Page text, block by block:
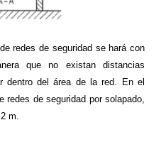
redes de seguridad se hará con
que no existan distancias
dentro del área de la red. En el
de seguridad por solapado,
m.